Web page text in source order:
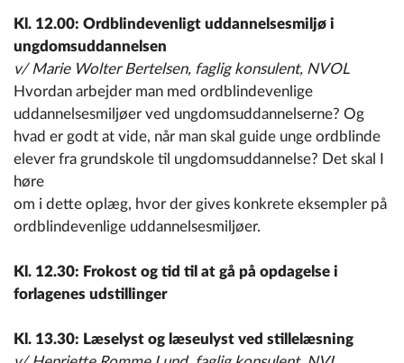
Kl. 12.00: Ordblindevenligt uddannelsesmiljø i
ungdomsuddannelsen
v/ Marie Wolter Bertelsen, faglig konsulent, NVOL
Hvordan arbejder man med ordblindevenlige
uddannelsesmiljøer ved ungdomsuddannelserne? Og
hvad er godt at vide, når man skal guide unge ordblinde
elever fra grundskole til ungdomsuddannelse? Det skal I
høre
om i dette oplæg, hvor der gives konkrete eksempler på
ordblindevenlige uddannelsesmiljøer.
Kl. 12.30: Frokost og tid til at gå på opdagelse i
forlagenes udstillinger
Kl. 13.30: Læselyst og læseulyst ved stillelæsning